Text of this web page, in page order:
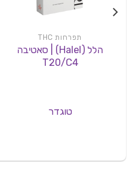
תפרחות THC
הלל (Halel) | סאטיבה
T20/C4
טוגדר